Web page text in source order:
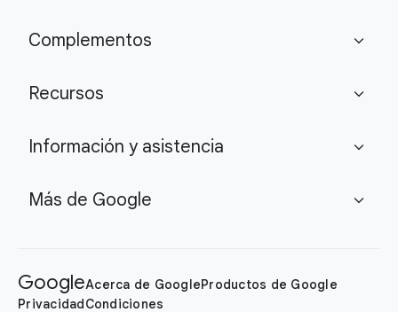
Complementos expand_more
Recursos expand_more
Información y asistencia expand_more
Más de Google expand_more
GoogleAcerca de GoogleProductos de Google
PrivacidadCondiciones